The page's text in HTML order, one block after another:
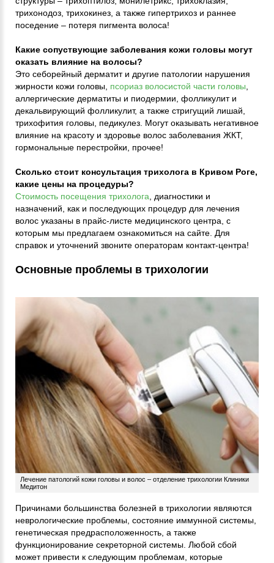
трихонодоз, трихокинез, а также гипертрихоз и раннее
поседение – потеря пигмента волоса!
Какие сопуствующие заболевания кожи головы могут
оказать влияние на волосы?
Это себорейный дерматит и другие патологии нарушения
жирности кожи головы, псориаз волосистой части головы
аллергические дерматиты и пиодермии, фолликулит и
декальвирующий фолликулит, а также стригущий лишай,
трихофития головы, педикулез. Могут оказывать негативное
влияние на красоту и здоровье волос заболевания ЖКТ,
гормональные перестройки, прочее!
Сколько стоит консультация трихолога в Кривом Роге,
какие цены на процедуры?
Стоимость посещения трихолога , диагностики и
назначений, как и последующих процедур для лечения
волос указаны в прайс-листе медицинского центра, с
которым мы предлагаем ознакомиться на сайте. Для
справок и уточнений звоните операторам контакт-центра!
Основные проблемы в трихологии
Лечение патологий кожи головы и волос – отделение трихологии Клиники
Медитон
Причинами большинства болезней в трихологии являются
неврологические проблемы, состояние иммунной системы,
генетическая предрасположенность, а также
функционирование секреторной системы. Любой сбой
может привести к следующим проблемам, которые